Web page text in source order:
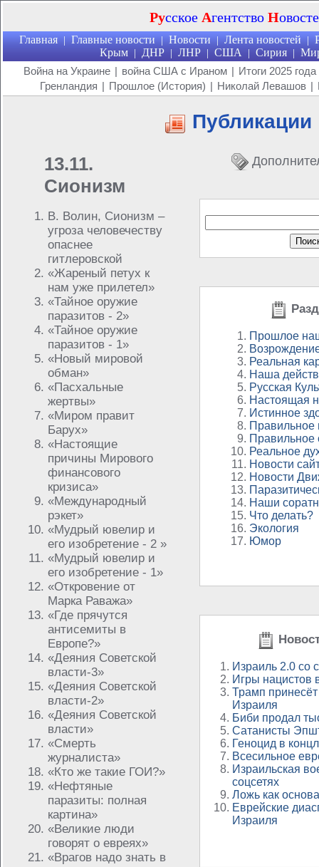
Русское Агентство Н
Главная | Главные новости | Новости | Лента новостей |
Крым | ДНР | ЛНР | США | Сирия |
Война на Украине | война США с Ираном | Итоги 2025 года
Гренландия | Прошлое (История) | Николай Левашов |
Публикации
13.11.
Сионизм
В. Волин, Сионизм –
угроза человечеству
опаснее
гитлеровской
«Жареный петух к
нам уже прилетел»
«Тайное оружие
паразитов - 2»
«Тайное оружие
паразитов - 1»
«Новый мировой
обман»
«Пасхальные
жертвы»
«Миром правит
Барух»
«Настоящие
причины Мирового
финансового
кризиса»
«Международный
рэкет»
«Мудрый ювелир и
его изобретение - 2 »
«Мудрый ювелир и
его изобретение - 1»
«Откровение от
Марка Раважа»
«Где прячутся
антисемиты в
Европе?»
«Деяния Советской
власти-3»
«Деяния Советской
власти-2»
«Деяния Советской
власти»
«Смерть
журналиста»
«Кто же такие ГОИ?»
«Нефтяные
паразиты: полная
картина»
«Великие люди
говорят о евреях»
«Врагов надо знать в
Прошлое
Реальная
Наша
Русская
Настоящая
Истинное
Правильное
Правильное
Реальное
Новости
Новости
Наши
Что делать?
Экология
Юмор
Израиль 2.0 со
Игры нацистов
Трамп
Израиля
Биби продал
Сатанисты
Геноцид в
Всесильное
Израильская
соцсетях
Ложь как
Еврейские
Израиля